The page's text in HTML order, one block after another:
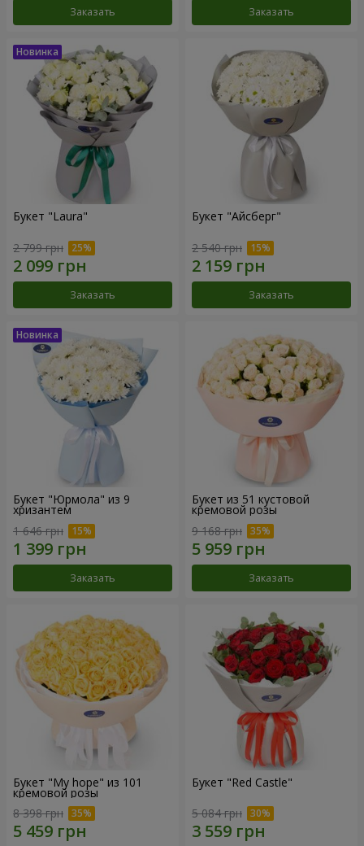
Заказать Заказать
Букет "Laura"
2 799 грн
Заказать
Букет "Айсберг"
2 540 грн
Заказать
Букет "Юрмола" из 9
хризантем
1 646 грн
Заказать
Букет из 51 кустовой
кремовой розы
9 168 грн
Заказать
Букет "My hope" из 101
кремовой розы
8 398 грн
Букет "Red Castle"
5 084 грн